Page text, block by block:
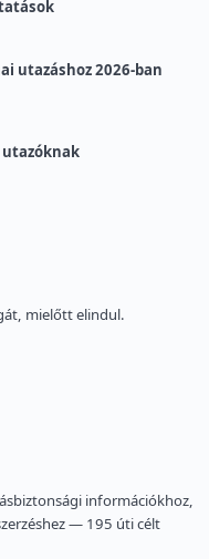
utazáshoz 2026-ban
mielőtt elindul.
információkhoz,
— 195 úti célt